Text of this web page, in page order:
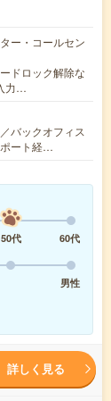
ー・コールセン
ドロック解除な
力…
バックオフィス
ート経…
50代
60代
男性
詳しく見る